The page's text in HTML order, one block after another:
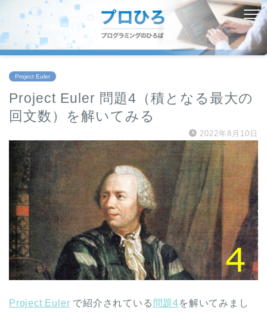
Project Euler
Project Euler 問題4（積となる最大の
回文数）を解いてみる
2022年8月10日
Project Euler で紹介されている 問題4を解いてみまし